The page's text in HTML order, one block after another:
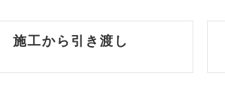
施工から引き渡し